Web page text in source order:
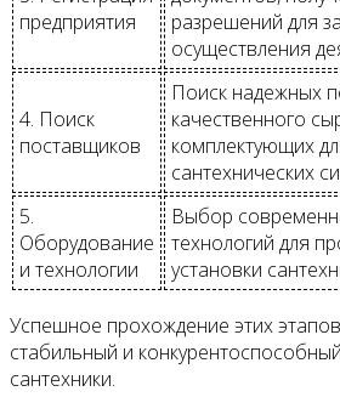
предприятия
разрешений для
осуществления
4. Поиск
поставщиков
Поиск надежных
качественного
комплектующих
сантехнических
5.
Оборудование
и технологии
Выбор
технологий для
установки
Успешное прохождение этих
стабильный и
сантехники.